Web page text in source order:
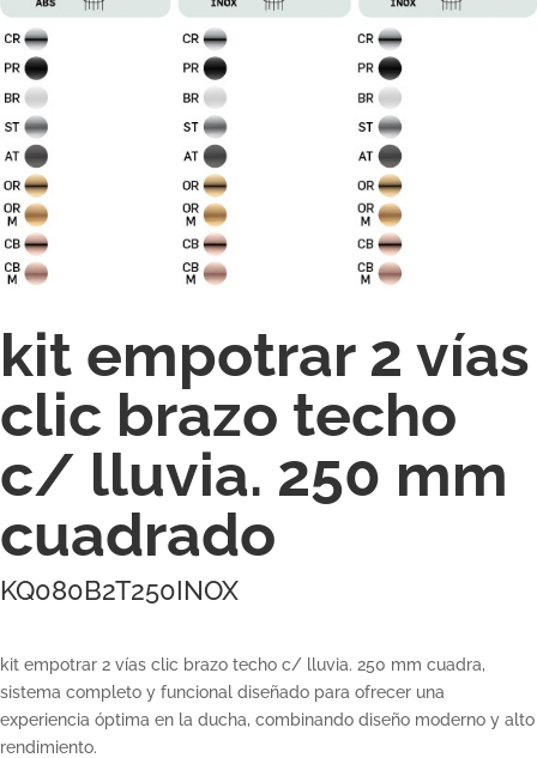
kit empotrar 2 vías
clic brazo techo
c/ lluvia. 250 mm
cuadrado
KQ080B2T250INOX
kit empotrar 2 vías clic brazo techo c/ lluvia. 250 mm cuadra,
sistema completo y funcional diseñado para ofrecer una
experiencia óptima en la ducha, combinando diseño moderno y alto
rendimiento.